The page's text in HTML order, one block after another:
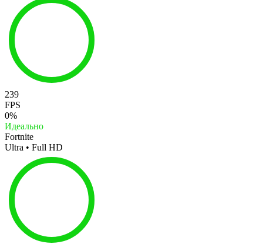
239
FPS
0%
Идеально
Fortnite
Ultra • Full HD